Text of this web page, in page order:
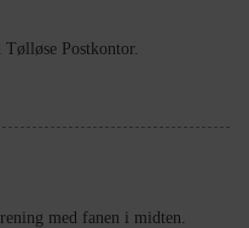
Tølløse Postkontor.
med fanen i midten.